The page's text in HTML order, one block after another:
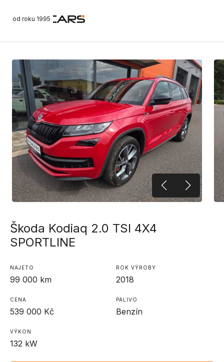
od roku 1995
Škoda Kodiaq 2.0 TSI 4X4
SPORTLINE
NAJETO
99 000 km
ROK VÝROBY
2018
CENA
539 000 Kč
PALIVO
Benzín
VÝKON
132 kW